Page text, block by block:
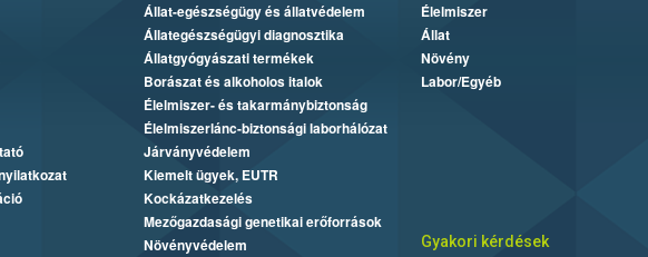
Állat-egészségügy és állatvédelem
Állategészségügyi diagnosztika
Állatgyógyászati termékek
Borászat és alkoholos italok
Élelmiszer- és takarmánybiztonság
Élelmiszerlánc-biztonsági laborhálózat
Járványvédelem
Kiemelt ügyek, EUTR
Kockázatkezelés
Mezőgazdasági genetikai erőforrások
Növényvédelem
Élelmiszer
Állat
Növény
Labor/Egyéb
Gyakori kérdések